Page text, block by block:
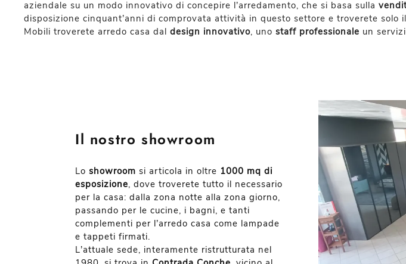
aziendale su un modo innovativo di concepire l’arredamento, che si basa sulla
disposizione cinquant’anni di comprovata attività in questo settore e troverete
Mobili troverete arredo casa dal design innovativo, uno staff professionale un
Il nostro showroom
Lo showroom si articola in oltre 1000 mq di
esposizione, dove troverete tutto il necessario
per la casa: dalla zona notte alla zona giorno,
passando per le cucine, i bagni, e tanti
complementi per l’arredo casa come lampade
e tappeti firmati.
L’attuale sede, interamente ristrutturata nel